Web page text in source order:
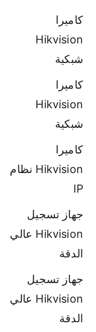
كاميرا
Hikvision
شبكية
كاميرا
Hikvision
شبكية
كاميرا
Hikvision نظام
IP
جهاز تسجيل
Hikvision عالي
الدقة
جهاز تسجيل
Hikvision عالي
الدقة